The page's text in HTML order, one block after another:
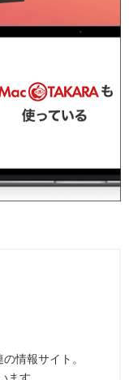
情報サイト。
ます。